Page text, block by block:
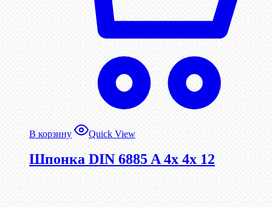
В корзину Quick View
Шпонка DIN 6885 A 4x 4x 12